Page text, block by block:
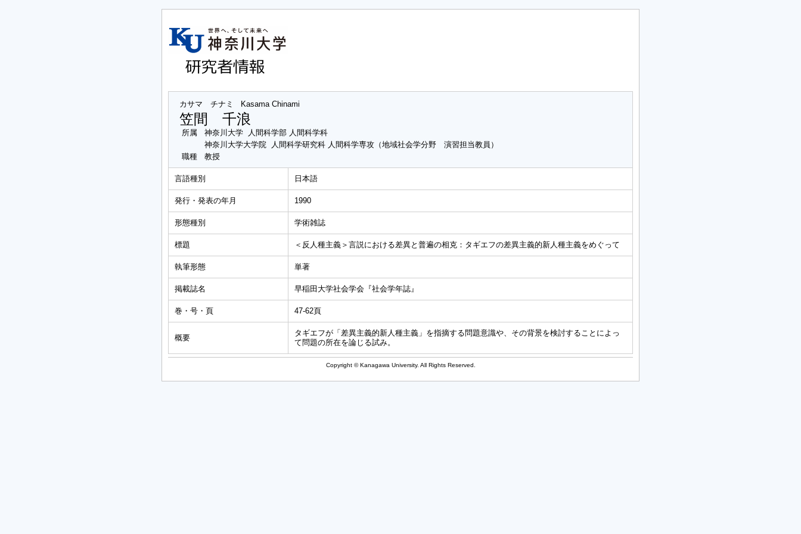
カサマ チナミ Kasama Chinami
笠間 千浪
所属
神奈川大学 人間科学部 人間科学科
神奈川大学大学院 人間科学研究科 人間科学専攻（地域社会学分野 演習担当教員）
職種
教授
言語種別 日本語
発行・発表の年月 1990
形態種別 学術雑誌
標題 ＜反人種主義＞言説における差異と普遍の相克：タギエフの差異主義的新人種主義をめぐって
執筆形態 単著
掲載誌名 早稲田大学社会学会『社会学年誌』
巻・号・頁 47-62頁
概要
タギエフが「差異主義的新人種主義」を指摘する問題意識や、その背景を検討することによっ
て問題の所在を論じる試み。
Copyright © Kanagawa University. All Rights Reserved.